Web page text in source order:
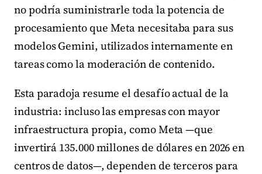
no podría suministrarle toda la potencia de
procesamiento que Meta necesitaba para sus
modelos Gemini, utilizados internamente en
tareas como la moderación de contenido.
Esta paradoja resume el desafío actual de la
industria: incluso las empresas con mayor
infraestructura propia, como Meta —que
invertirá 135.000 millones de dólares en 2026 en
centros de datos—, dependen de terceros para